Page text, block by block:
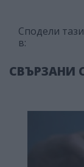
Сподели
в:
СВЪРЗАНИ